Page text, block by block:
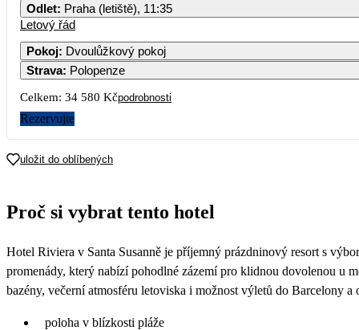
Odlet: Praha (letiště), 11:35
Letový řád
Pokoj: Dvoulůžkový pokoj
Strava: Polopenze
Celkem: 34 580 Kčpodrobnosti
Rezervujte
uložit do oblíbených
Proč si vybrat tento hotel
Hotel Riviera v Santa Susanně je příjemný prázdninový resort s
promenády, který nabízí pohodlné zázemí pro klidnou dovolenou u
bazény, večerní atmosféru letoviska i možnost výletů do Barcelony a
poloha v blízkosti pláže